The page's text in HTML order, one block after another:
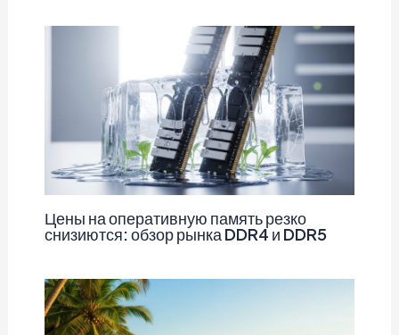
Цены на оперативную память резко
снизиются: обзор рынка DDR4 и DDR5